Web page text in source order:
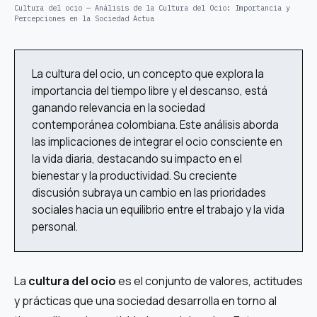
Cultura del ocio — Análisis de la Cultura del Ocio: Importancia y
Percepciones en la Sociedad Actua
La cultura del ocio, un concepto que explora la
importancia del tiempo libre y el descanso, está
ganando relevancia en la sociedad
contemporánea colombiana. Este análisis aborda
las implicaciones de integrar el ocio consciente en
la vida diaria, destacando su impacto en el
bienestar y la productividad. Su creciente
discusión subraya un cambio en las prioridades
sociales hacia un equilibrio entre el trabajo y la vida
personal.
La cultura del ocioes el conjunto de valores, actitudes
y prácticas que una sociedad desarrolla en torno al